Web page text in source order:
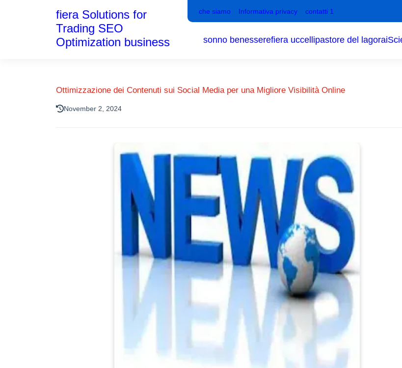
che siamo Informativa privacy contatti 1
fiera Solutions for
Trading SEO
Optimization business
sonno benesserefiera uccellipastore del lagorai
Ottimizzazione dei Contenuti sui Social Media per una Migliore Visibilità Online
November 2, 2024